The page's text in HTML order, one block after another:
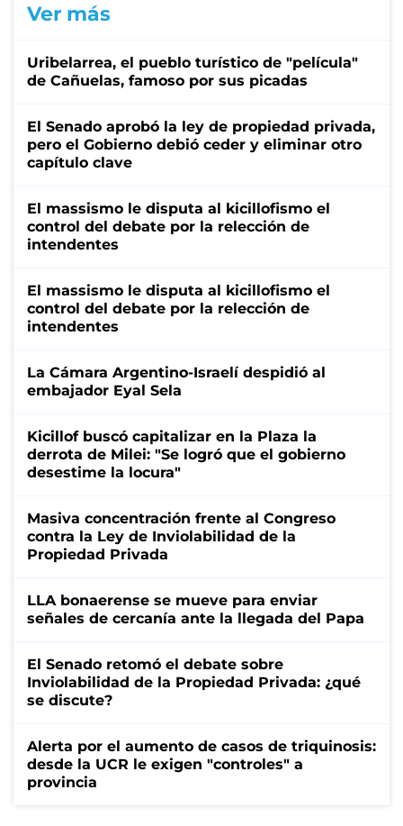
Ver más
Uribelarrea, el pueblo turístico de "película"
de Cañuelas, famoso por sus picadas
El Senado aprobó la ley de propiedad privada,
pero el Gobierno debió ceder y eliminar otro
capítulo clave
El massismo le disputa al kicillofismo el
control del debate por la relección de
intendentes
El massismo le disputa al kicillofismo el
control del debate por la relección de
intendentes
La Cámara Argentino-Israelí despidió al
embajador Eyal Sela
Kicillof buscó capitalizar en la Plaza la
derrota de Milei: "Se logró que el gobierno
desestime la locura"
Masiva concentración frente al Congreso
contra la Ley de Inviolabilidad de la
Propiedad Privada
LLA bonaerense se mueve para enviar
señales de cercanía ante la llegada del Papa
El Senado retomó el debate sobre
Inviolabilidad de la Propiedad Privada: ¿qué
se discute?
Alerta por el aumento de casos de triquinosis:
desde la UCR le exigen "controles" a
provincia